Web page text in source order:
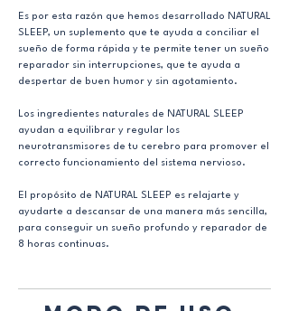
Es por esta razón que hemos desarrollado NATURAL
SLEEP, un suplemento que te ayuda a conciliar el
sueño de forma rápida y te permite tener un sueño
reparador sin interrupciones, que te ayuda a
despertar de buen humor y sin agotamiento.
Los ingredientes naturales de NATURAL SLEEP
ayudan a equilibrar y regular los
neurotransmisores de tu cerebro para promover el
correcto funcionamiento del sistema nervioso.​
El propósito de NATURAL SLEEP es relajarte y
ayudarte a descansar de una manera más sencilla,
para conseguir un sueño profundo y reparador de
8 horas continuas.